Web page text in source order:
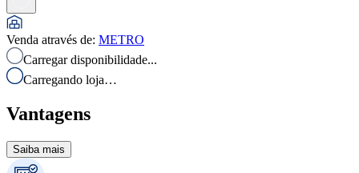
Venda através de: METRO
Carregar disponibilidade...
Carregando loja…
Vantagens
Saiba mais